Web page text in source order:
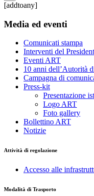
[addtoany]
Media ed eventi
Comunicati stampa
Interventi del
Eventi ART
10 anni dell’Autorità
Campagna di
Press-kit
Presentazione
Logo ART
Foto gallery
Bollettino ART
Notizie
Attività di regolazione
Accesso alle
Modalità di Trasporto